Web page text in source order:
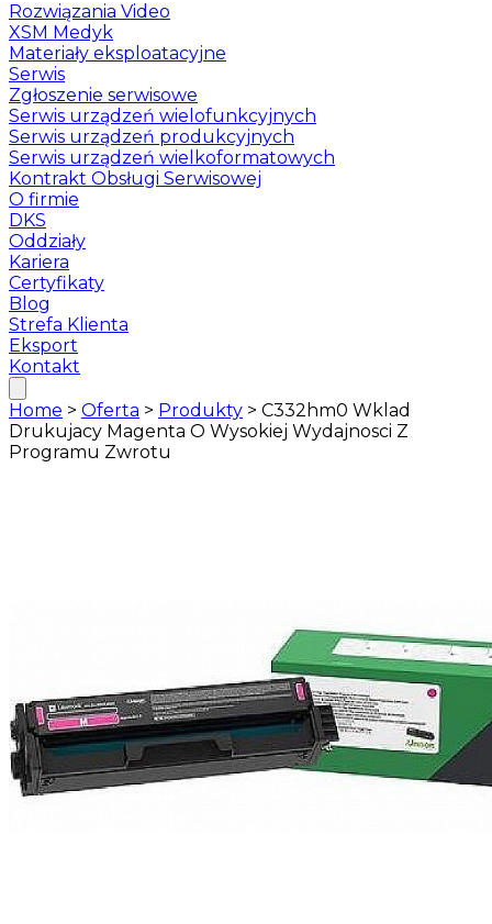
Rozwiązania Video
XSM Medyk
Materiały eksploatacyjne
Serwis
Zgłoszenie serwisowe
Serwis urządzeń wielofunkcyjnych
Serwis urządzeń produkcyjnych
Serwis urządzeń wielkoformatowych
Kontrakt Obsługi Serwisowej
O firmie
DKS
Oddziały
Kariera
Certyfikaty
Blog
Strefa Klienta
Eksport
Kontakt
Home > Oferta > Produkty > C332hm0 Wklad
Drukujacy Magenta O Wysokiej Wydajnosci Z
Programu Zwrotu